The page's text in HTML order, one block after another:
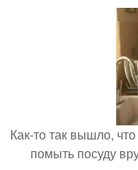
Как-то так вышло,
помыть посуду